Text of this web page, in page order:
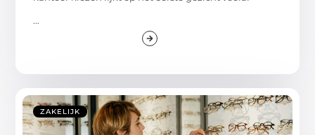
...
ZAKELIJK